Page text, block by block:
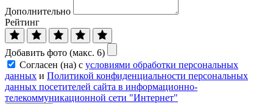
Дополнительно
Рейтинг
Добавить фото (макс. 6)
Согласен (на) с условиями обработки персональных
данных и Политикой конфиденциальности персональных
данных посетителей сайта в информационно-
телекоммуникационной сети "Интернет"